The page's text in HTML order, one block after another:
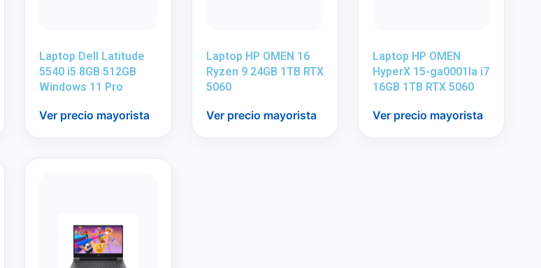
Laptop Dell Latitude
5540 i5 8GB 512GB
Windows 11 Pro
Ver precio mayorista
Laptop HP OMEN 16
Ryzen 9 24GB 1TB RTX
5060
Ver precio mayorista
Laptop HP OMEN
HyperX 15-ga0001la i7
16GB 1TB RTX 5060
Ver precio mayorista